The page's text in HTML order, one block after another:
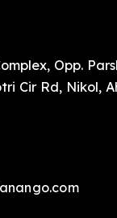
Opp.
Cir Rd, Nikol,